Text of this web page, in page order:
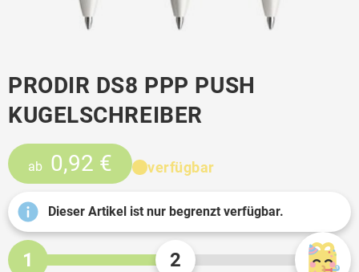
PRODIR DS8 PPP PUSH
KUGELSCHREIBER
ab 0,92 € verfügbar
Dieser Artikel ist nur begrenzt verfügbar.
1 2